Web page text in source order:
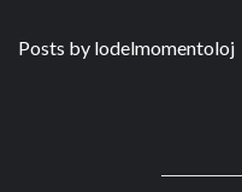
Posts by lodelmomentoloj